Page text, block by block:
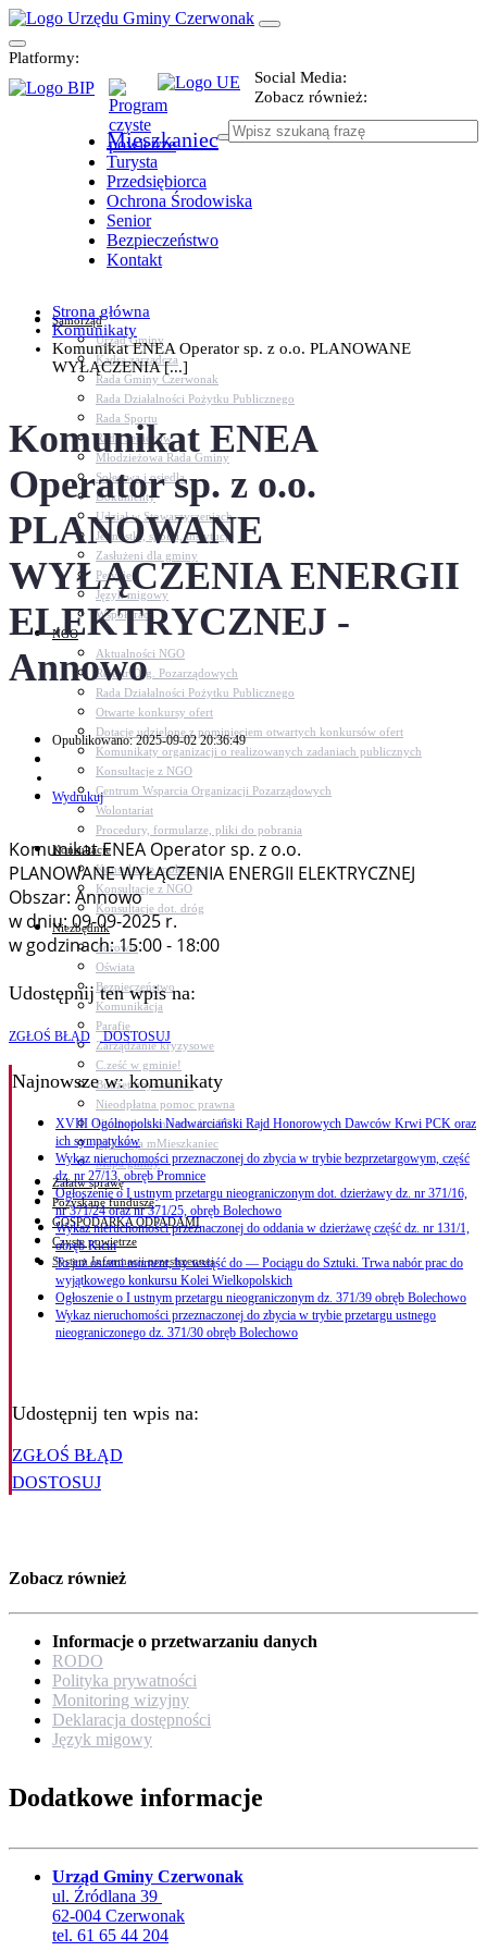
Platformy:
Social Media:
Zobacz również:
Mieszkaniec
Turysta
Przedsiębiorca
Ochrona Środowiska
Senior
Bezpieczeństwo
Kontakt
Samorząd
Urząd Gminy
Kadra zarządcza
Rada Gminy Czerwonak
Rada Działalności Pożytku Publicznego
Rada Sportu
Rada Seniorów
Młodzieżowa Rada Gminy
Sołectwa i osiedla
Dokumenty
Udział w Stowarzyszeniach
Jednostki, spółki, instytucje
Zasłużeni dla gminy
Petycje
Język migowy
Współpraca
NGO
Aktualności NGO
Rejestr Org. Pozarządowych
Rada Działalności Pożytku Publicznego
Otwarte konkursy ofert
Dotacje udzielone z pominięciem otwartych konkursów ofert
Komunikaty organizacji o realizowanych zadaniach publicznych
Konsultacje z NGO
Centrum Wsparcia Organizacji Pozarządowych
Wolontariat
Procedury, formularze, pliki do pobrania
Konsultacje
Konsultacje społeczne
Konsultacje z NGO
Konsultacje dot. dróg
Niezbędnik
Zdrowie
Oświata
Bezpieczeństwo
Komunikacja
Parafie
Zarządzanie kryzysowe
C.ześć w gminie!
Budżet obywatelski
Nieodpłatna pomoc prawna
Niezbędnik mieszkańca PDF
Aplikacja mMieszkaniec
Mapa gminy
Załatw sprawę
Pozyskane fundusze
GOSPODARKA ODPADAMI
Czyste powietrze
System Informacji przestrzennej
Strona główna
Komunikaty
Komunikat ENEA Operator sp. z o.o. PLANOWANE
WYŁĄCZENIA [...]
Komunikat ENEA
Operator sp. z o.o.
PLANOWANE
WYŁĄCZENIA ENERGII
ELEKTRYCZNEJ -
Annowo
Opublikowano: 2025-09-02 20:36:49
Wydrukuj
Komunikat ENEA Operator sp. z o.o.
PLANOWANE WYŁĄCZENIA ENERGII ELEKTRYCZNEJ
Obszar: Annowo
w dniu: 09-09-2025 r.
w godzinach: 15:00 - 18:00
Udostępnij ten wpis na:
ZGŁOŚ BŁĄD DOSTOSUJ
Najnowszew: komunikaty
XVIII Ogólnopolski Nadwarciański Rajd Honorowych Dawców Krwi PCK oraz
ich sympatyków
Wykaz nieruchomości przeznaczonej do zbycia w trybie bezprzetargowym, część
dz. nr 27/13, obręb Promnice
Ogłoszenie o I ustnym przetargu nieograniczonym dot. dzierżawy dz. nr 371/16,
nr 371/24 oraz nr 371/25, obręb Bolechowo
Wykaz nieruchomości przeznaczonej do oddania w dzierżawę część dz. nr 131/1,
obręb Kicin
To już ostatni moment, by wsiąść do — Pociągu do Sztuki. Trwa nabór prac do
wyjątkowego konkursu Kolei Wielkopolskich
Ogłoszenie o I ustnym przetargu nieograniczonym dz. 371/39 obręb Bolechowo
Wykaz nieruchomości przeznaczonej do zbycia w trybie przetargu ustnego
nieograniczonego dz. 371/30 obręb Bolechowo
Udostępnij ten wpis na:
ZGŁOŚ BŁĄD
DOSTOSUJ
Zobacz również
Informacje o przetwarzaniu danych
RODO
Polityka prywatności
Monitoring wizyjny
Deklaracja dostępności
Język migowy
Dodatkowe informacje
Urząd Gminy Czerwonak
ul. Źródlana 39
62-004 Czerwonak
tel. 61 65 44 204